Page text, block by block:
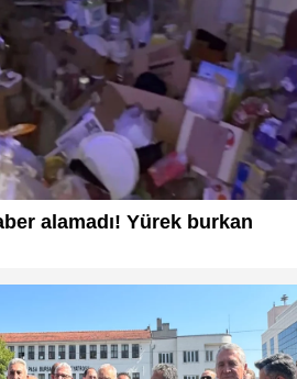
alamadı! Yürek burkan